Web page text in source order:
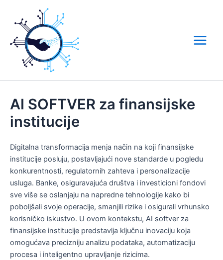
content
Main
AI SOFTVER za finansijske
institucije
Digitalna transformacija menja način na koji finansijske
institucije posluju, postavljajući nove standarde u pogledu
konkurentnosti, regulatornih zahteva i personalizacije
usluga. Banke, osiguravajuća društva i investicioni fondovi
sve više se oslanjaju na napredne tehnologije kako bi
poboljšali svoje operacije, smanjili rizike i osigurali vrhunsko
korisničko iskustvo. U ovom kontekstu, AI softver za
finansijske institucije predstavlja ključnu inovaciju koja
omogućava precizniju analizu podataka, automatizaciju
procesa i inteligentno upravljanje rizicima.